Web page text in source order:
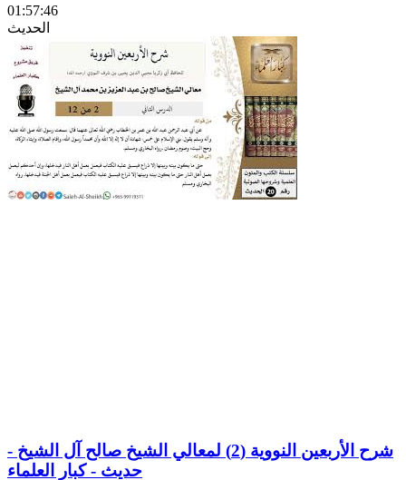
01:57:46
الحديث
شرح الأربعين النووية (2) لمعالي الشيخ صالح آل الشيخ -
حديث - كبار العلماء